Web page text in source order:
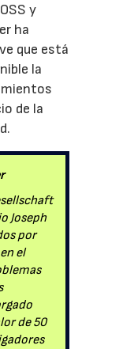
y
ha
que está
la
de la
Joseph
por
el
de 50